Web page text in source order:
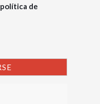
política de